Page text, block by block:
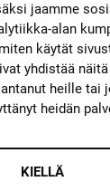
jaamme
alan
käytät
yhdistää
heille tai
heidän
KIELLÄ